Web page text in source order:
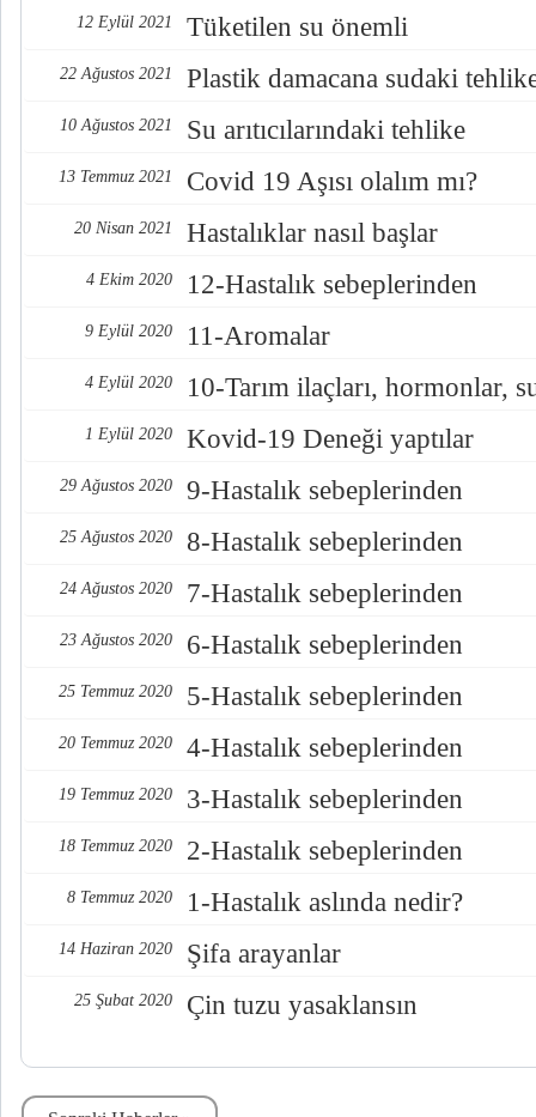
12 Eylül 2021 Tüketilen su önemli
22 Ağustos 2021 Plastik damacana sudaki
10 Ağustos 2021 Su arıtıcılarındaki tehlike
13 Temmuz 2021 Covid 19 Aşısı olalım mı?
20 Nisan 2021 Hastalıklar nasıl başlar
4 Ekim 2020 12-Hastalık sebeplerinden
9 Eylül 2020 11-Aromalar
4 Eylül 2020 10-Tarım ilaçları, hormonlar,
1 Eylül 2020 Kovid-19 Deneği yaptılar
29 Ağustos 2020 9-Hastalık sebeplerinden
25 Ağustos 2020 8-Hastalık sebeplerinden
24 Ağustos 2020 7-Hastalık sebeplerinden
23 Ağustos 2020 6-Hastalık sebeplerinden
25 Temmuz 2020 5-Hastalık sebeplerinden
20 Temmuz 2020 4-Hastalık sebeplerinden
19 Temmuz 2020 3-Hastalık sebeplerinden
18 Temmuz 2020 2-Hastalık sebeplerinden
8 Temmuz 2020 1-Hastalık aslında nedir?
14 Haziran 2020 Şifa arayanlar
25 Şubat 2020 Çin tuzu yasaklansın